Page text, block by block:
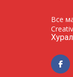
Все